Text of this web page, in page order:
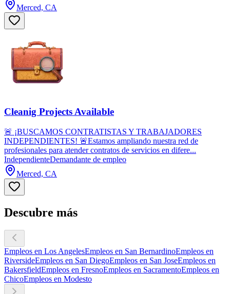
Merced, CA
Cleanig Projects Available
🚨 ¡BUSCAMOS CONTRATISTAS Y TRABAJADORES
INDEPENDIENTES! 🚨Estamos ampliando nuestra red de
profesionales para atender contratos de servicios en difere...
IndependienteDemandante de empleo
Merced, CA
Descubre más
Empleos en Los AngelesEmpleos en San BernardinoEmpleos en
RiversideEmpleos en San DiegoEmpleos en San JoseEmpleos en
BakersfieldEmpleos en FresnoEmpleos en SacramentoEmpleos en
ChicoEmpleos en Modesto